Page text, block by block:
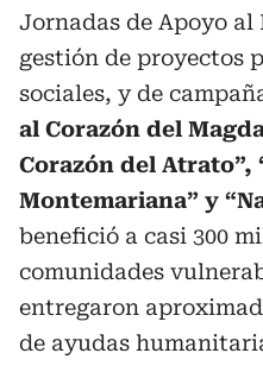
Jornadas de Apoyo al
gestión de proyectos
sociales, y de
al Corazón del
Corazón del Atrato”,
Montemariana” y
benefició a casi 300
comunidades
entregaron
de ayudas